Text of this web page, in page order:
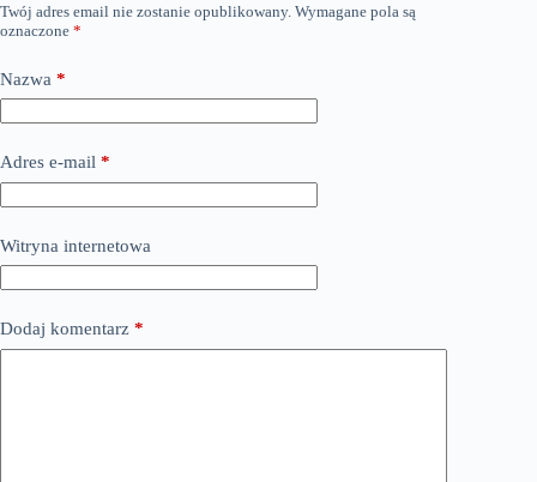
Twój adres email nie zostanie opublikowany. Wymagane pola są
oznaczone *
Nazwa *
Adres e-mail *
Witryna internetowa
Dodaj komentarz *